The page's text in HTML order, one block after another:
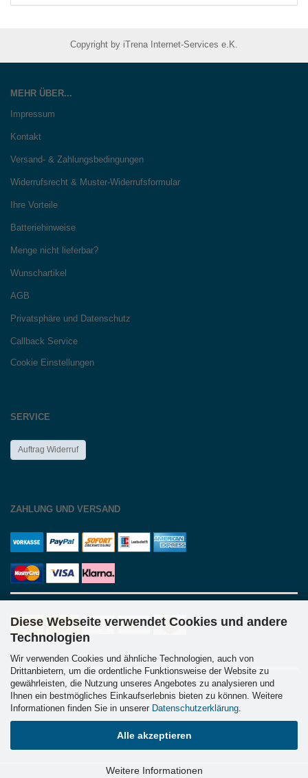
Diese Webseite verwendet Cookies und andere
Technologien
Wir verwenden Cookies und ähnliche Technologien, auch von
Drittanbietern, um die ordentliche Funktionsweise der Website zu
gewährleisten, die Nutzung unseres Angebotes zu analysieren und
Ihnen ein bestmögliches Einkaufserlebnis bieten zu können. Weitere
Informationen finden Sie in unserer Datenschutzerklärung.
Alle akzeptieren
Weitere Informationen
Copyright by iTrena Internet-Services e.K.
MEHR ÜBER...
Impressum
Kontakt
Versand- & Zahlungsbedingungen
Widerrufsrecht & Muster-Widerrufsformular
Ihre Vorteile
Batteriehinweise
Menge nicht lieferbar?
Wunschartikel
AGB
Privatsphäre und Datenschutz
Callback Service
Cookie Einstellungen
SERVICE
Auftrag Widerruf
ZAHLUNG UND VERSAND